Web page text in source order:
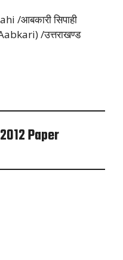
/आबकारी सिपाही
/उत्तराखण्ड
Paper